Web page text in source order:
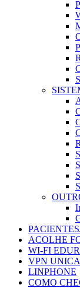
ACOLHE
WI-FI
VPN
LINPHONE
COMO